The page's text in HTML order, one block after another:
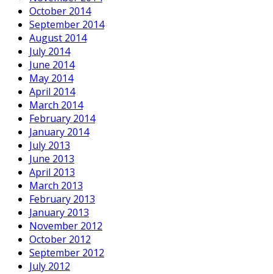
October 2014
September 2014
August 2014
July 2014
June 2014
May 2014
April 2014
March 2014
February 2014
January 2014
July 2013
June 2013
April 2013
March 2013
February 2013
January 2013
November 2012
October 2012
September 2012
July 2012